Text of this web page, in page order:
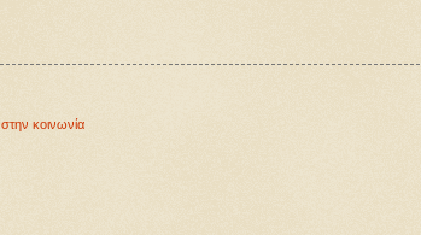
στην κοινωνία